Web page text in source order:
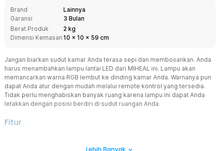
Brand
Lainnya
Garansi
3 Bulan
Berat Produk
2 kg
Dimensi Kemasan 10 x 10 x 59 cm
Jangan biarkan sudut kamar Anda terasa sepi dan membosankan. Anda
harus menambahkan lampu lantai LED dari MIHEAL ini. Lampu akan
memancarkan warna RGB lembut ke dinding kamar Anda. Warnanya pun
dapat Anda atur dengan mudah melalui remote kontrol yang tersedia.
Tidak perlu menghabiskan banyak ruang karena lampu ini dapat Anda
letakkan dengan posisi berdiri di sudut ruangan Anda.
Fitur
Hadirnya pencahayaan beraneka warna akan membangun suasana
Lebih Banyak